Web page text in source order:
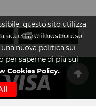
questo sito utilizza
accettare il nostro uso
nuova politica sui
per saperne di più sui
Cookies Policy.